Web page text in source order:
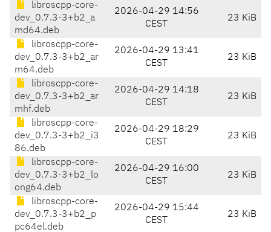
libroscpp-core-
dev_0.7.3-3+b2_a
md64.deb
2026-04-29 14:56
CEST
23 KiB
libroscpp-core-
dev_0.7.3-3+b2_ar
m64.deb
2026-04-29 13:41
CEST
23 KiB
libroscpp-core-
dev_0.7.3-3+b2_ar
mhf.deb
2026-04-29 14:18
CEST
23 KiB
libroscpp-core-
dev_0.7.3-3+b2_i3
86.deb
2026-04-29 18:29
CEST
23 KiB
libroscpp-core-
dev_0.7.3-3+b2_lo
ong64.deb
2026-04-29 16:00
CEST
23 KiB
libroscpp-core-
dev_0.7.3-3+b2_p
pc64el.deb
2026-04-29 15:44
CEST
23 KiB